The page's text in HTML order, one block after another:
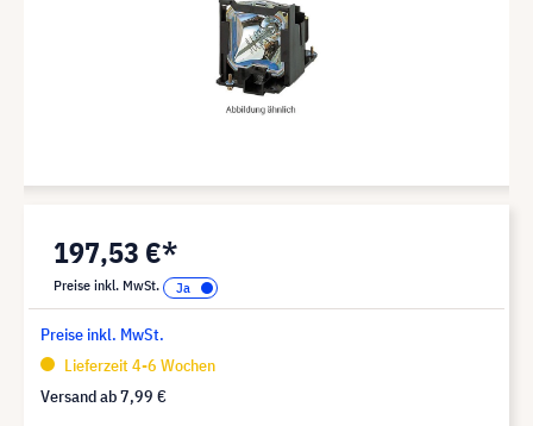
197,53 €*
Preise inkl. MwSt.
Preise inkl. MwSt.
Lieferzeit 4-6 Wochen
Versand ab7,99 €